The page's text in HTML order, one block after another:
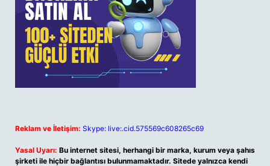
Reklam ve İletişim: Skype: live:.cid.575569c608265c69
Yasal Uyarı: Bu internet sitesi, herhangi bir marka, kurum veya şahıs
şirketi ile hiçbir bağlantısı bulunmamaktadır. Sitede yalnızca kendi